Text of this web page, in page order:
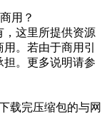
用？
，这里所提供资源
。若由于商用引
担。更多说明请参
载完压缩包的与网